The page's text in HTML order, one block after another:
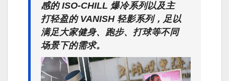
感的 ISO-CHILL 爆冷系列以及主
打轻盈的 VANISH 轻影系列，足以
满足大家健身、跑步、打球等不同
场景下的需求。